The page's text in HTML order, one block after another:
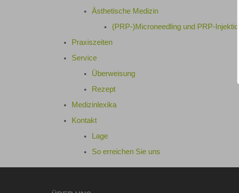
Ästhetische Medizin
(PRP-)Microneedling und PRP-Injektion
Praxiszeiten
Service
Überweisung
Rezept
Medizinlexika
Kontakt
Lage
So erreichen Sie uns